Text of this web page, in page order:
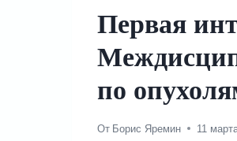
Первая
по
От Борис Яремин 11